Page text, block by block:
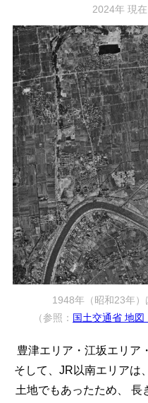
2024年 現
1948年（昭和23年
（参照： 国土交通省 地図
豊津エリア・江坂エリア
そして、JR以南エリアは、
土地でもあったため、
長